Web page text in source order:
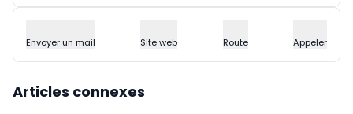
Envoyer un mail Site web Route Appeler
Articles connexes